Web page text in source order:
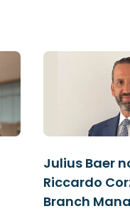
Julius Baer
Riccardo
Branch